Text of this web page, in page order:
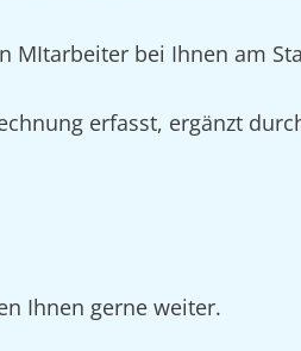
MItarbeiter bei Ihnen am
erfasst, ergänzt
Ihnen gerne weiter.